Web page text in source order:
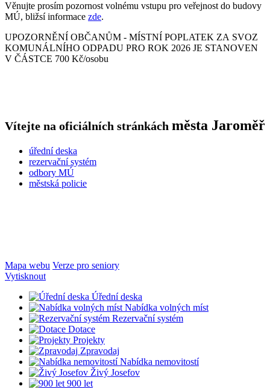
Věnujte prosím pozornost volnému vstupu pro veřejnost do budovy
MÚ, bližsí informace zde.
UPOZORNĚNÍ OBČANŮM - MÍSTNÍ POPLATEK ZA SVOZ
KOMUNÁLNÍHO ODPADU PRO ROK 2026 JE STANOVEN
V ČÁSTCE 700 Kč/osobu
Vítejte na oficiálních stránkách města Jaroměř
úřední deska
rezervační systém
odbory MÚ
městská policie
Mapa webu Verze pro seniory
Vytisknout
Úřední deska
Nabídka volných míst
Rezervační systém
Dotace
Projekty
Zpravodaj
Nabídka nemovitostí
Živý Josefov
900 let